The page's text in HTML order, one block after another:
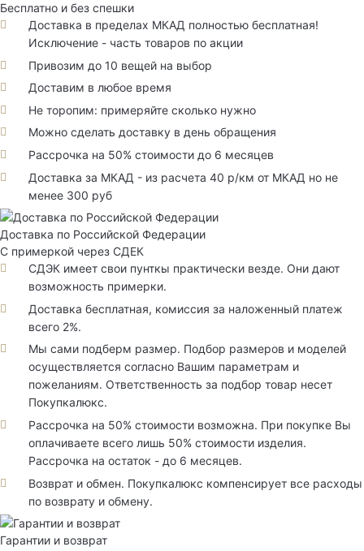
Бесплатно и без спешки
Доставка в пределах МКАД полностью бесплатная!
Исключение - часть товаров по акции
Привозим до 10 вещей на выбор
Доставим в любое время
Не торопим: примеряйте сколько нужно
Можно сделать доставку в день обращения
Рассрочка на 50% стоимости до 6 месяцев
Доставка за МКАД - из расчета 40 р/км от МКАД но не
менее 300 руб
Доставка по Российской Федерации
С примеркой через СДЕК
СДЭК имеет свои пунткы практически везде. Они дают
возможность примерки.
Доставка бесплатная, комиссия за наложенный платеж
всего 2%.
Мы сами подберм размер. Подбор размеров и моделей
осуществляется согласно Вашим параметрам и
пожеланиям. Ответственность за подбор товар несет
Покупкалюкс.
Рассрочка на 50% стоимости возможна. При покупке Вы
оплачиваете всего лишь 50% стоимости изделия.
Рассрочка на остаток - до 6 месяцев.
Возврат и обмен. Покупкалюкс компенсирует все расходы
по возврату и обмену.
Гарантии и возврат